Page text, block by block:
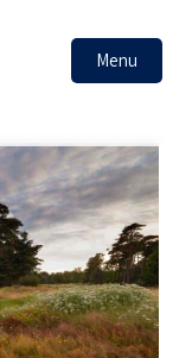
Menu